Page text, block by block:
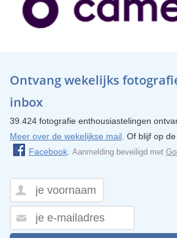
Ontvang wekelijks
inbox
39.424 fotografie enthousiastelingen
Meer over de wekelijkse mail. Of blijf op
Facebook. Aanmelding beveiligd met